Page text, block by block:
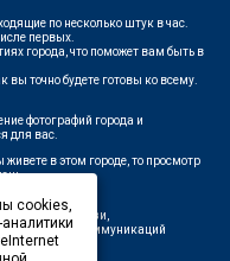
по несколько штук в час.
первых.
города, что поможет вам быть в
точно будете готовы ко всему.
фотографий города и
для вас.
в этом городе, то просмотр
в сфере связи,
и массовых коммуникаций
cookies,